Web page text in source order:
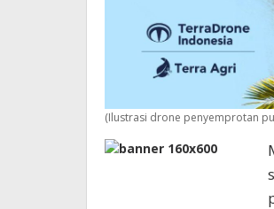
(Ilustrasi drone penyemprotan